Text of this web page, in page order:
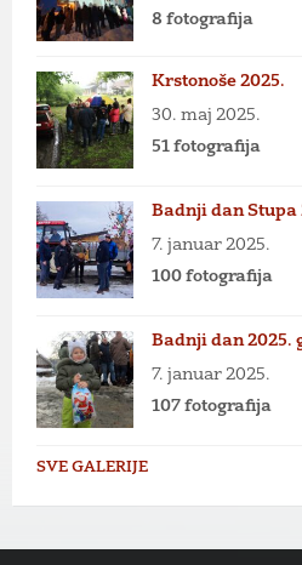
8 fotografija
Krstonoše 2025.
30. maj 2025.
51 fotografija
Badnji dan Stupa
7. januar 2025.
100 fotografija
Badnji dan 2025.
7. januar 2025.
107 fotografija
SVE GALERIJE